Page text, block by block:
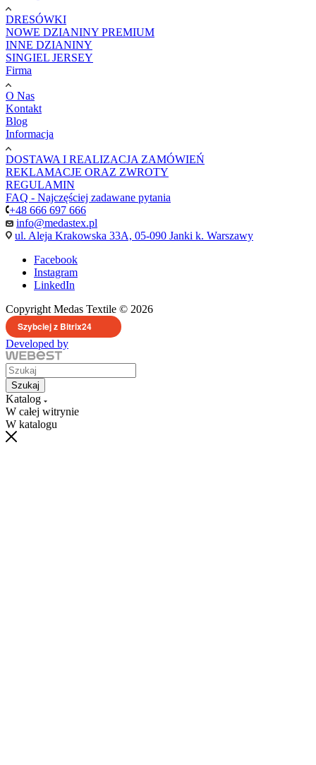
casino
|
||güncel
giriş
|
giriş
|
|||giriş
|
casino
|
giriş
|
şans
|
casino
giriş
|
levant
|
şans
|
şans
|
|giriş
|
casino
giriş
|
giriş
|
||giriş
|
casino
|
|||||giriş
|
||
DRESÓWKI
NOWE DZIANINY PREMIUM
INNE DZIANINY
SINGIEL JERSEY
Firma
O Nas
Kontakt
Blog
Informacja
DOSTAWA I REALIZACJA ZAMÓWIEŃ
REKLAMACJE ORAZ ZWROTY
REGULAMIN
FAQ - Najczęściej zadawane pytania
+48 666 697 666
info@medastex.pl
ul. Aleja Krakowska 33A, 05-090 Janki k. Warszawy
Facebook
Instagram
LinkedIn
Copyright Medas Textile © 2026
Szybciej z Bitrix24
Developed by
Szukaj
Katalog
W całej witrynie
W katalogu